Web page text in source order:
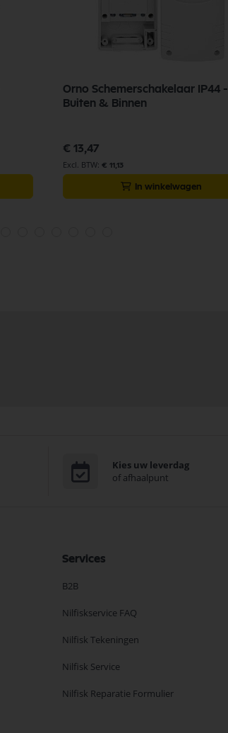
Orno Schemerschakelaar IP44 -
Buiten & Binnen
€ 13,47
€ 11,13
In winkelwagen
Kies uw leverdag
of afhaalpunt
Services
B2B
Nilfiskservice FAQ
Nilfisk Tekeningen
Nilfisk Service
Nilfisk Reparatie Formulier